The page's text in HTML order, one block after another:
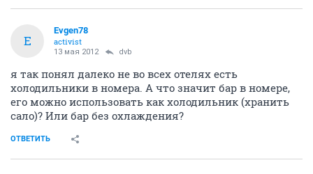
E
Evgen78
activist
13 мая 2012 dvb
я так понял далеко не во всех отелях есть
холодильники в номера. А что значит бар в номере,
его можно использовать как холодильник (хранить
сало)? Или бар без охлаждения?
ОТВЕТИТЬ